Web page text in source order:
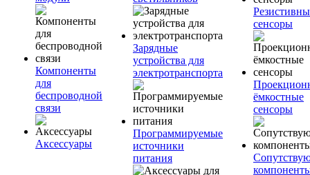
Компоненты
для
беспроводной
связи
Аксессуары
Зарядные
устройства для
электротранспорта
Программируемые
источники
питания
сенсоры
ёмкостные
сенсоры